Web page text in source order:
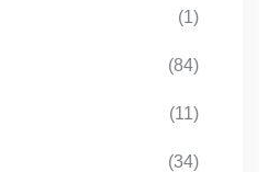
(1)
(84)
(11)
(34)